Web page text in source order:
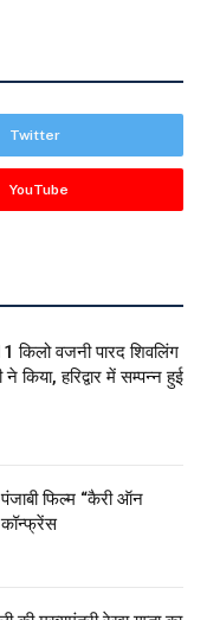
Twitter
YouTube
वजनी पारद शिवलिंग
किया, हरिद्वार में सम्पन्न हुई
फिल्म “कैरी ऑन